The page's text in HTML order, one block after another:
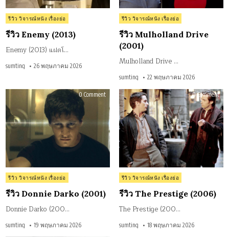
Posted
in
รีวิว วิจารณ์หนัง เรื่องย่อ
รีวิว Enemy (2013)
Enemy (2013) แฝดโ…
sumting 26 พฤษภาคม 2026
Posted
in
รีวิว วิจารณ์หนัง เรื่องย่อ
รีวิว Mulholland Drive
(2001)
Mulholland Drive …
sumting 22 พฤษภาคม 2026
0 Commenton
รีวิว
Donnie
Darko
(2001)
Posted
in
รีวิว วิจารณ์หนัง เรื่องย่อ
รีวิว Donnie Darko (2001)
Donnie Darko (200…
sumting 19 พฤษภาคม 2026
0 Commenton
รีวิว
The
Posted
in
รีวิว วิจารณ์หนัง เรื่องย่อ
รีวิว The Prestige (2006)
The Prestige (200…
sumting 18 พฤษภาคม 2026